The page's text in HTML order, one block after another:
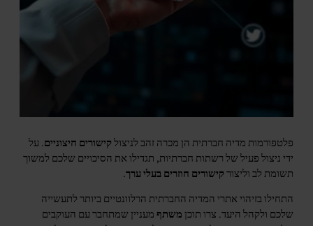
פלטפורמות מדיה חברתית הן מכרה זהב לניצולקישורים חיצוניים. על
ידי ניצול פעיל של רשתות חברתיות, תגדילו את הסיכויים שלכם למשוך
תשומת לב וליצורקישורים חוזרים בעלי ערך.
התחילו בזיהוי אתרי המדיה החברתית הרלוונטיים ביותר לתעשייה
שלכם ולקהל היעד. צרו תוכןמשתףמעניין שמתחבר עם העוקבים